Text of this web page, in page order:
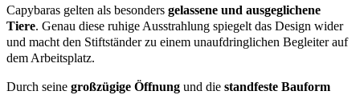
Capybaras gelten als besonders gelassene und ausgeglichene
Tiere. Genau diese ruhige Ausstrahlung spiegelt das Design wider
und macht den Stiftständer zu einem unaufdringlichen Begleiter auf
dem Arbeitsplatz.
Durch seine großzügige Öffnung und die standfeste Bauform